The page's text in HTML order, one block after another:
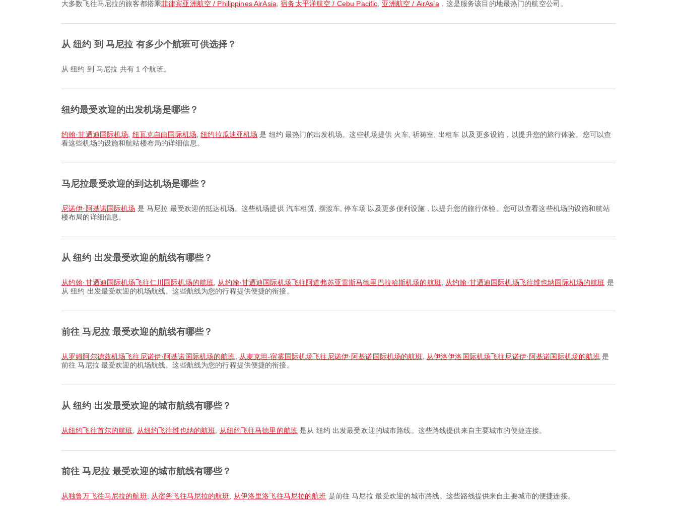
大多数飞往马尼拉的旅客都搭乘菲律宾亚洲航空 / Philippines AirAsia ,宿务太平洋航空 / Cebu Pacific 亚洲航空 / AirAsia ，这是服务该目的地最热门的航空公司。
从 纽约 到 马尼拉 有多少个航班可供选择？
从 纽约 到 马尼拉 共有 1 个航班。
纽约最受欢迎的出发机场是哪些？
约翰·甘迺迪国际机场 纽瓦克自由国际机场 ,纽约拉瓜迪亚机场 是 纽约 最热门的出发机场。这些机场提供 火车, 祈祷室, 出租车 以及更多设施，以提升您的旅行体验。您可以查
看这些机场的设施和航站楼布局的详细信息。
马尼拉最受欢迎的到达机场是哪些？
尼诺伊·阿基诺国际机场 是 马尼拉 最受欢迎的抵达机场。这些机场提供 汽车租赁, 摆渡车, 停车场 以及更多便利设施，以提升您的旅行体验。您可以查看这些机场的设施和航站
楼布局的详细信息。
从 纽约 出发最受欢迎的航线有哪些？
从约翰·甘迺迪国际机场飞往仁川国际机场的航班 从约翰·甘迺迪国际机场飞往阿道弗苏亚雷斯马德里巴拉哈斯机场的航班 从约翰·甘迺迪国际机场飞往维也纳国际机场的航班 是
从 纽约 出发最受欢迎的机场航线。这些航线为您的行程提供便捷的衔接。
前往 马尼拉 最受欢迎的航线有哪些？
从罗姆阿尔德兹机场飞往尼诺伊·阿基诺国际机场的航班 从麦克坦-宿雾国际机场飞往尼诺伊·阿基诺国际机场的航班 从伊洛伊洛国际机场飞往尼诺伊·阿基诺国际机场的航班 是
前往 马尼拉 最受欢迎的机场航线。这些航线为您的行程提供便捷的衔接。
从 纽约 出发最受欢迎的城市航线有哪些？
从纽约飞往首尔的航班 从纽约飞往维也纳的航班 从纽约飞往马德里的航班 是从 纽约 出发最受欢迎的城市路线。这些路线提供来自主要城市的便捷连接。
前往 马尼拉 最受欢迎的城市航线有哪些？
从独鲁万飞往马尼拉的航班 从宿务飞往马尼拉的航班 从伊洛里洛飞往马尼拉的航班 是前往 马尼拉 最受欢迎的城市路线。这些路线提供来自主要城市的便捷连接。